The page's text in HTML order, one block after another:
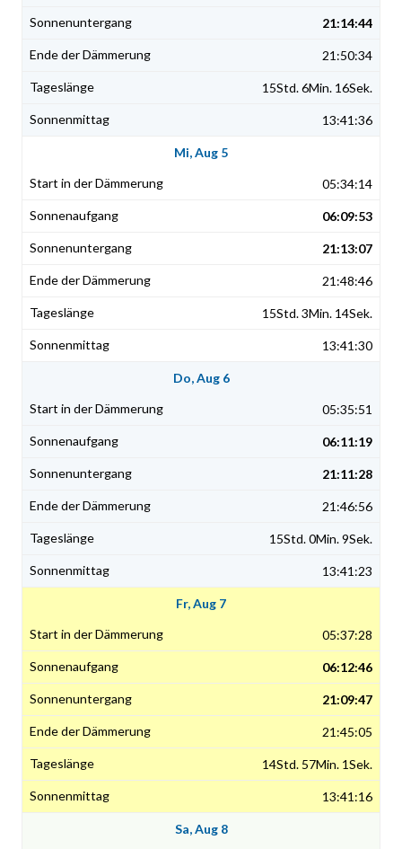
21:14:44
21:50:34
15Std. 6Min. 16Sek.
13:41:36
Mi, Aug 5
05:34:14
06:09:53
21:13:07
21:48:46
15Std. 3Min. 14Sek.
13:41:30
Do, Aug 6
05:35:51
06:11:19
21:11:28
21:46:56
15Std. 0Min. 9Sek.
13:41:23
Fr, Aug 7
05:37:28
06:12:46
21:09:47
21:45:05
14Std. 57Min. 1Sek.
13:41:16
Sa, Aug 8